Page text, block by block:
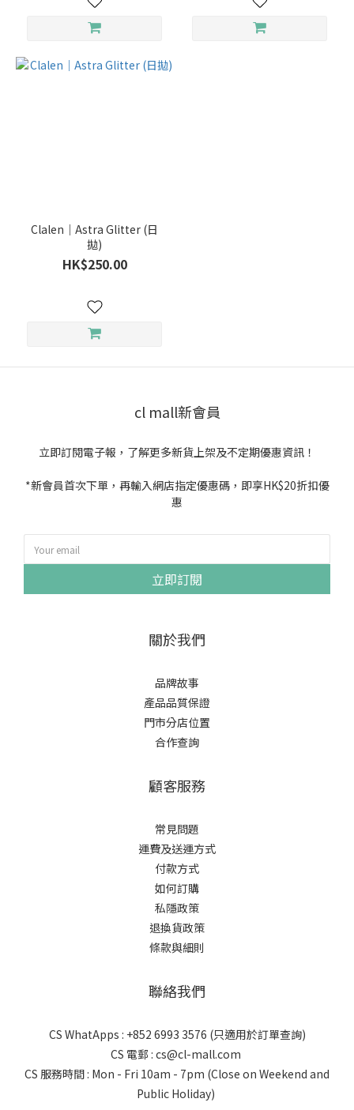
Clalen｜Astra Glitter (日
拋)
HK$250.00
cl mall新會員
立即訂閱電子報，了解更多新貨上架及不定期優惠資訊！
*新會員首次下單，再輸入網店指定優惠碼，即享HK$20折扣優
惠
立即訂閱
關於我們
品牌故事
產品品質保證
門市分店位置
合作查詢
顧客服務
常見問題
運費及送運方式
付款方式
如何訂購
私隱政策
退換貨政策
條款與細則
聯絡我們
CS WhatApps : +852 6993 3576 (只適用於訂單查詢)
CS 電郵 : cs@cl-mall.com
CS 服務時間 : Mon - Fri 10am - 7pm (Close on Weekend and
Public Holiday)